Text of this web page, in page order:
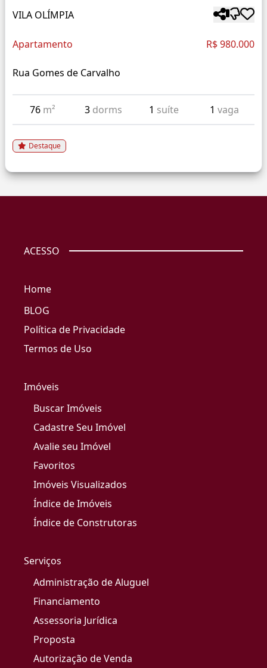
VILA OLÍMPIA
Apartamento R$ 980.000
Rua Gomes de Carvalho
76 m² 3 dorms 1 suíte 1 vaga
Destaque
ACESSO
Home
BLOG
Política de Privacidade
Termos de Uso
Imóveis
Buscar Imóveis
Cadastre Seu Imóvel
Avalie seu Imóvel
Favoritos
Imóveis Visualizados
Índice de Imóveis
Índice de Construtoras
Serviços
Administração de Aluguel
Financiamento
Assessoria Jurídica
Proposta
Autorização de Venda